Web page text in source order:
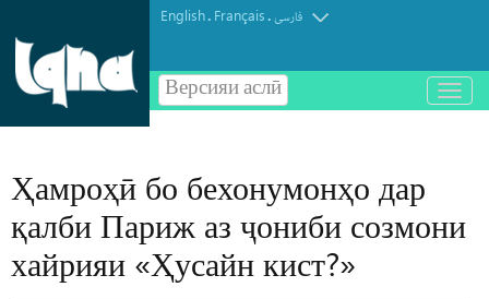
English. Français.فارسی
Версияи аслӣ
باز
و
Ҳамроҳӣ бо бехонумонҳо дар
қалби Париж аз ҷониби созмони
хайрияи «Ҳусайн кист?»